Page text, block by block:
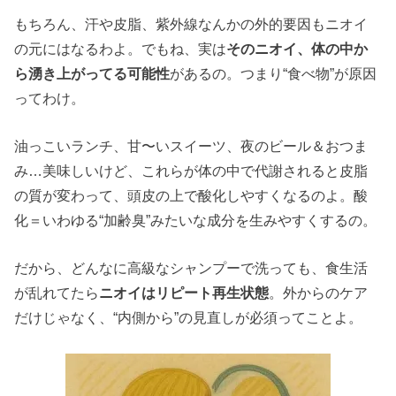
もちろん、汗や皮脂、紫外線なんかの外的要因もニオイ
の元にはなるわよ。でもね、実はそのニオイ、体の中か
ら湧き上がってる可能性があるの。つまり“食べ物”が原因
ってわけ。
油っこいランチ、甘〜いスイーツ、夜のビール＆おつま
み…美味しいけど、これらが体の中で代謝されると皮脂
の質が変わって、頭皮の上で酸化しやすくなるのよ。酸
化＝いわゆる“加齢臭”みたいな成分を生みやすくするの。
だから、どんなに高級なシャンプーで洗っても、食生活
が乱れてたらニオイはリピート再生状態。外からのケア
だけじゃなく、“内側から”の見直しが必須ってことよ。